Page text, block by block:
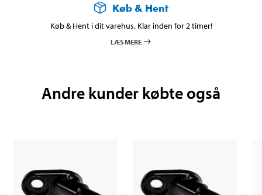
Køb & Hent
Køb & Hent i dit varehus. Klar inden for 2 timer!
LÆS MERE
Andre kunder købte også